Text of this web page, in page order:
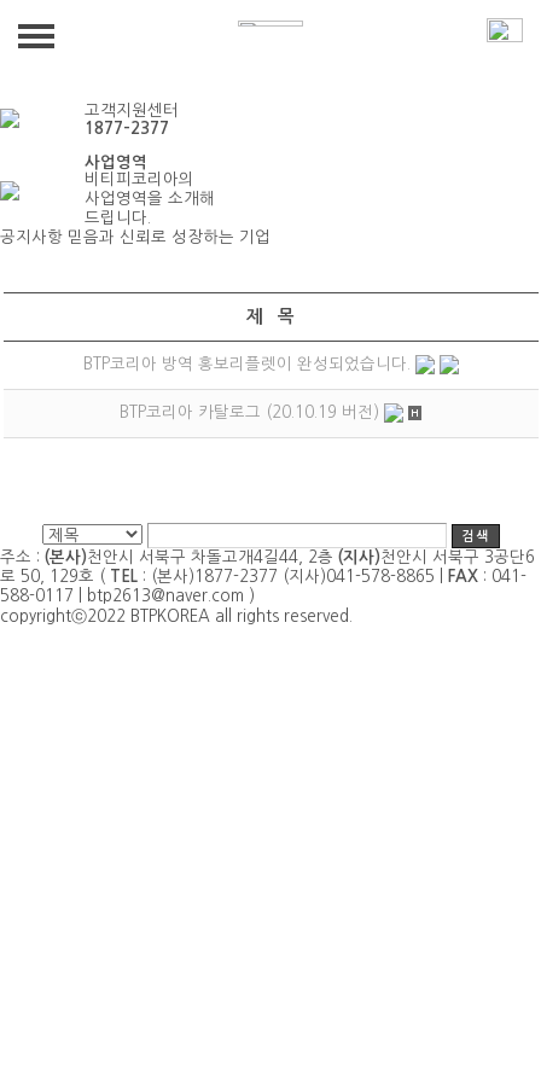
회사소개
인사말
조직도
인·허가사항 / 사회공헌활동
사업영역
건물종합관리
청소미화서비스
사업 및 관리실적
사업 / 관리 실적
견적문의
공지사항
BTPKOREA
공지사항
고객지원센터
1877-2377
사업영역
비티피코리아의
사업영역을 소개해
드립니다.
공지사항 믿음과 신뢰로 성장하는 기업
제 목
BTP코리아 방역 홍보리플렛이 완성되었습니다.
BTP코리아 카탈로그 (20.10.19 버전)
주소 : (본사)천안시 서북구 차돌고개4길44, 2층 (지사)천안시 서북구 3공단6
로 50, 129호 ( TEL : (본사)1877-2377 (지사)041-578-8865 | FAX : 041-
588-0117 | btp2613@naver.com )
copyrightⓒ2022 BTPKOREA all rights reserved.